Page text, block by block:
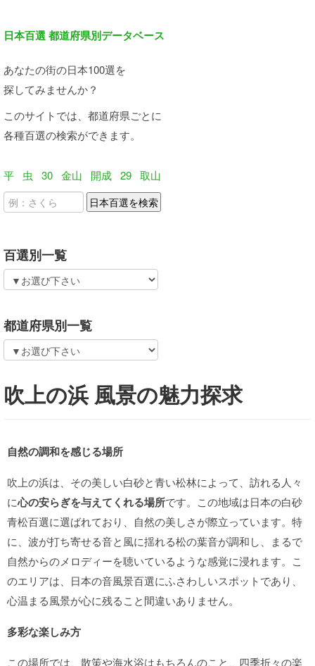
日本百選 都道府県別データベース
あなたの街の日本100選を
探してみませんか？
このサイトでは、都道府県ごとに
各種百選の検索ができます。
平 虫 30 金山 開成 29 取山
百選別一覧
都道府県別一覧
吹上の浜 風景の魅力探求
自然の調和を感じる場所
吹上の浜は、その美しい白砂と青い松林によって、訪れる人々
に心の安らぎを与えてくれる場所です。この地域は日本の白砂
青松百選に選ばれており、自然の美しさが際立っています。特
に、波が打ち寄せる音と風に揺れる松の葉音が調和し、まるで
自然からのメロディーを聴いているような感覚に浸れます。こ
のエリアは、日本の音風景百選にふさわしいスポットであり、
心温まる風景が心に残ること間違いありません。
多彩な楽しみ方
この場所では、散策や海水浴はもちろんのこと、四季折々の楽